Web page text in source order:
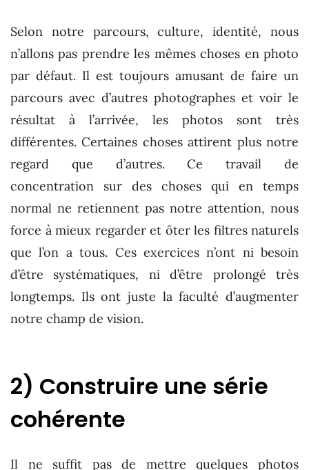
Selon notre parcours, culture, identité, nous
n’allons pas prendre les mêmes choses en photo
par défaut. Il est toujours amusant de faire un
parcours avec d’autres photographes et voir le
résultat à l’arrivée, les photos sont très
différentes. Certaines choses attirent plus notre
regard que d’autres. Ce travail de
concentration sur des choses qui en temps
normal ne retiennent pas notre attention, nous
force à mieux regarder et ôter les filtres naturels
que l’on a tous. Ces exercices n’ont ni besoin
d’être systématiques, ni d’être prolongé très
longtemps. Ils ont juste la faculté d’augmenter
notre champ de vision.
2) Construire une série
cohérente
Il ne suffit pas de mettre quelques photos